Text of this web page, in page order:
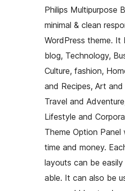
Philips Multipurpose
minimal & clean
WordPress theme.
blog, Technology,
Culture, fashion,
and Recipes, Art
Travel and
Lifestyle and
Theme Option Panel
time and money.
layouts can be
able. It can also be